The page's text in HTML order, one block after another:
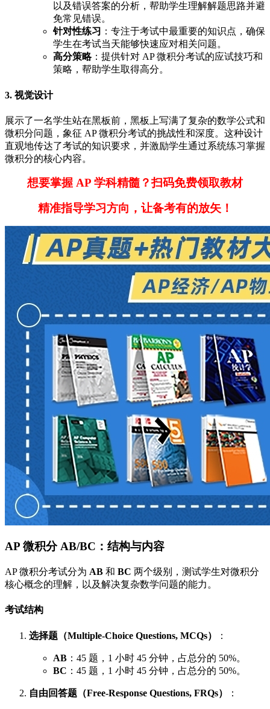
以及错误答案的分析，帮助学生理解解题思路并避
免常见错误。
针对性练习 ：专注于考试中最重要的知识点，确保
学生在考试当天能够快速应对相关问题。
高分策略：提供针对 AP 微积分考试的应试技巧和
策略，帮助学生取得高分。
3. 视觉设计
展示了一名学生站在黑板前，黑板上写满了复杂的数学公式和
微积分问题，象征 AP 微积分考试的挑战性和深度。这种设计
直观地传达了考试的知识要求，并激励学生通过系统练习掌握
微积分的核心内容。
想要掌握 AP 学科精髓？扫码免费领取教材
精准指导学习方向，让备考有的放矢！
AP 微积分 AB/BC：结构与内容
AP 微积分考试分为 AB 和 BC 两个级别，测试学生对微积分
核心概念的理解，以及解决复杂数学问题的能力。
考试结构
选择题（Multiple-Choice Questions, MCQs） ：
AB ：45 题，1 小时 45 分钟，占总分的 50%。
BC ：45 题，1 小时 45 分钟，占总分的 50%。
自由回答题（Free-Response Questions, FRQs） ：